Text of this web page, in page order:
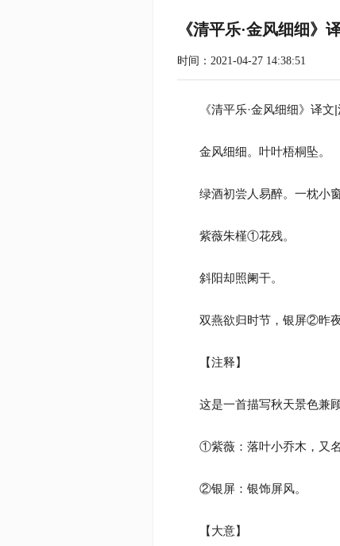
《清平乐·金风细细》
时间：2021-04-27 14:38:51
《清平乐·金风细细》译
金风细细。叶叶梧桐坠。
绿酒初尝人易醉。一枕小窗
紫薇朱槿①花残。
斜阳却照阑干。
双燕欲归时节，银屏②昨夜
【注释】
这是一首描写秋天景色兼
①紫薇：落叶小乔木，又名
②银屏：银饰屏风。
【大意】